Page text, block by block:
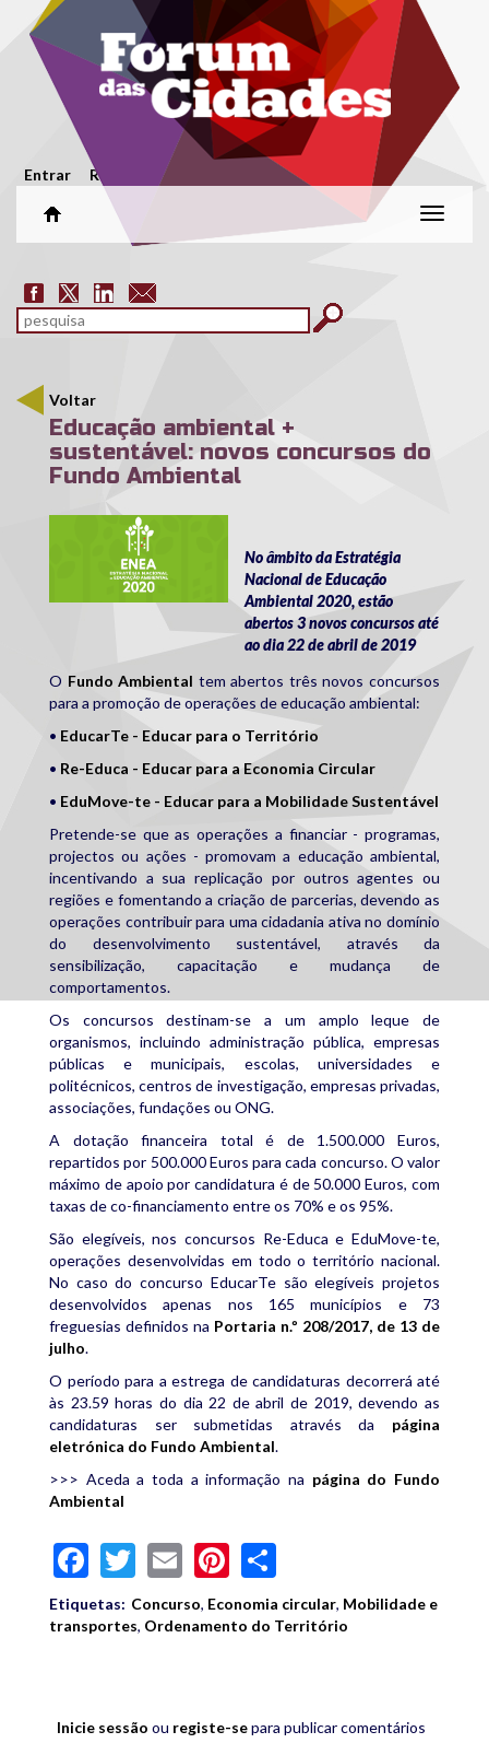
Passar para o conteúdo principal
Menu secundário
Entrar Registar
Alterar
Formulário de pesquisa
pesquisar
Voltar
Educação ambiental +
sustentável: novos concursos do
Fundo Ambiental
enea2020.png
No âmbito da Estratégia
Nacional de Educação
Ambiental 2020, estão
abertos 3 novos concursos até
ao dia 22 de abril de 2019
O Fundo Ambiental tem abertos três novos concursos
para a promoção de operações de educação ambiental:
• EducarTe - Educar para o Território
• Re-Educa - Educar para a Economia Circular
• EduMove-te - Educar para a Mobilidade Sustentável
Pretende-se que as operações a financiar - programas,
projectos ou ações - promovam a educação ambiental,
incentivando a sua replicação por outros agentes ou
regiões e fomentando a criação de parcerias, devendo as
operações contribuir para uma cidadania ativa no domínio
do desenvolvimento sustentável, através da
sensibilização, capacitação e mudança de
comportamentos.
Os concursos destinam-se a um amplo leque de
organismos, incluindo administração pública, empresas
públicas e municipais, escolas, universidades e
politécnicos, centros de investigação, empresas privadas,
associações, fundações ou ONG.
A dotação financeira total é de 1.500.000 Euros,
repartidos por 500.000 Euros para cada concurso. O valor
máximo de apoio por candidatura é de 50.000 Euros, com
taxas de co-financiamento entre os 70% e os 95%.
São elegíveis, nos concursos Re-Educa e EduMove-te,
operações desenvolvidas em todo o território nacional.
No caso do concurso EducarTe são elegíveis projetos
desenvolvidos apenas nos 165 municípios e 73
freguesias definidos na Portaria n.º 208/2017, de 13 de
julho.
O período para a estrega de candidaturas decorrerá até
às 23.59 horas do dia 22 de abril de 2019, devendo as
candidaturas ser submetidas através da página
eletrónica do Fundo Ambiental.
>>> Aceda a toda a informação na página do Fundo
Ambiental
Facebook
Twitter
EmailPinterest
Etiquetas: Concurso, Economia circular, Mobilidade e
transportes, Ordenamento do Território
Inicie sessão ou registe-separa publicar comentários